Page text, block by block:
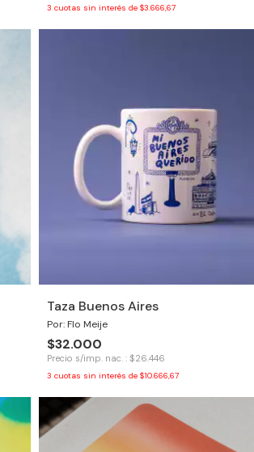
3 cuotas sin interés de $3.666,67
Taza Buenos Aires
Por: Flo Meije
$32.000
Precio s/imp. nac. : $26.446
3 cuotas sin interés de $10.666,67